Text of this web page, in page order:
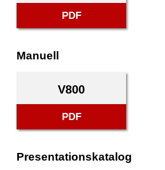
PDF
Manuell
V800
PDF
Presentationskatalog